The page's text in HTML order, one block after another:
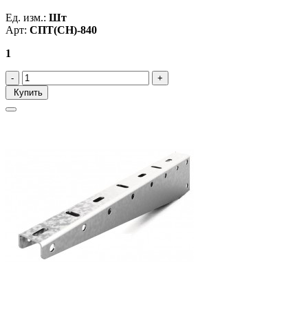
Ед. изм.: Шт
Арт: СПТ(СН)-840
1
Купить